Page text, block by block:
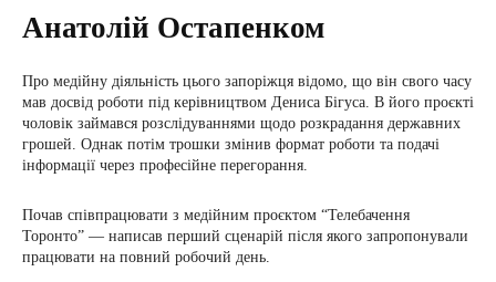
Анатолій Остапенком
Про медійну діяльність цього запоріжця відомо, що він свого часу
мав досвід роботи під керівництвом Дениса Бігуса. В його проєкті
чоловік займався розслідуваннями щодо розкрадання державних
грошей. Однак потім трошки змінив формат роботи та подачі
інформації через професійне перегорання.
Почав співпрацювати з медійним проєктом “Телебачення
Торонто” — написав перший сценарій після якого запропонували
працювати на повний робочий день.